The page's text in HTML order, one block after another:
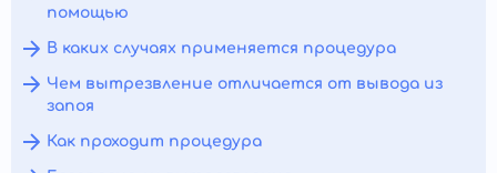
помощью
В каких случаях применяется процедура
Чем вытрезвление отличается от вывода из
запоя
Как проходит процедура